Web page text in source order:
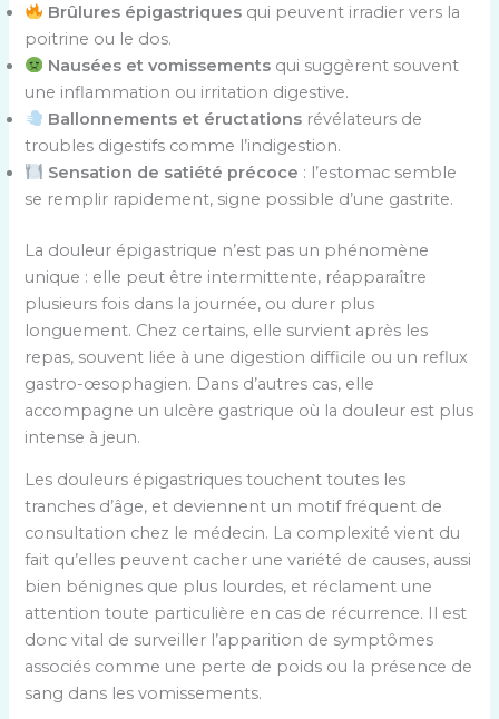
Brûlures épigastriques qui peuvent irradier vers la
poitrine ou le dos.
Nausées et vomissements qui suggèrent souvent
une inflammation ou irritation digestive.
Ballonnements et éructations révélateurs de
troubles digestifs comme l’indigestion.
Sensation de satiété précoce : l’estomac semble
se remplir rapidement, signe possible d’une gastrite.
La douleur épigastrique n’est pas un phénomène
unique : elle peut être intermittente, réapparaître
plusieurs fois dans la journée, ou durer plus
longuement. Chez certains, elle survient après les
repas, souvent liée à une digestion difficile ou un reflux
gastro-œsophagien. Dans d’autres cas, elle
accompagne un ulcère gastrique où la douleur est plus
intense à jeun.
Les douleurs épigastriques touchent toutes les
tranches d’âge, et deviennent un motif fréquent de
consultation chez le médecin. La complexité vient du
fait qu’elles peuvent cacher une variété de causes, aussi
bien bénignes que plus lourdes, et réclament une
attention toute particulière en cas de récurrence. Il est
donc vital de surveiller l’apparition de symptômes
associés comme une perte de poids ou la présence de
sang dans les vomissements.